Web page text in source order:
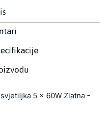
5 x 60W Zlatna -